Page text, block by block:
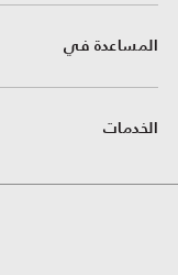
المساعدة في
الخدمات